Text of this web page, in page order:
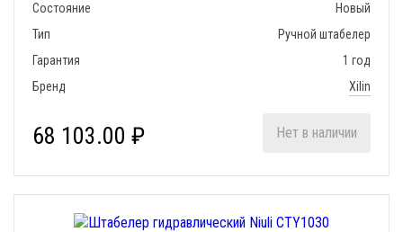
Состояние
Новый
Тип
Ручной штабелер
Гарантия
1 год
Бренд
Xilin
68 103.00 ₽ Нет в наличии